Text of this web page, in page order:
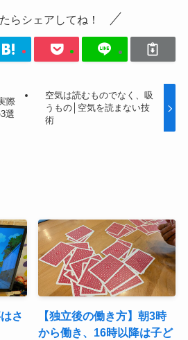
らシェアしてね！
際
選
空気は読むものでなく、吸
うもの│空気を読まない技
術
さ
【独立後の働き方】朝3時
から働き、16時以降は子ど